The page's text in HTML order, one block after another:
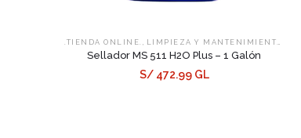
.TIENDA ONLINE. , LIMPIEZA Y MANTENIMIENTO
Sellador MS 511 H2O Plus – 1 Galón
S/ 472.99 GL